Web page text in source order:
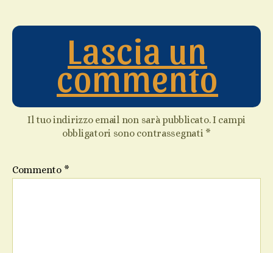
Lascia un
commento
Il tuo indirizzo email non sarà pubblicato.I campi
obbligatori sono contrassegnati *
Commento *